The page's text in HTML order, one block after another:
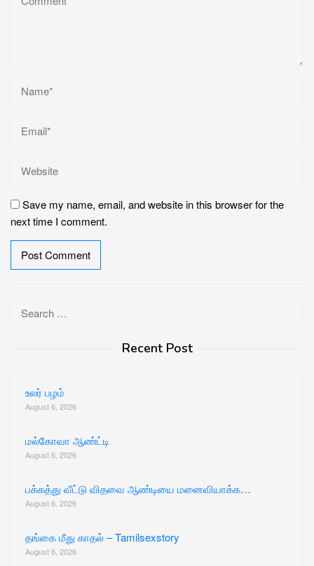
Save my name, email, and website in this browser for the
next time I comment.
for:
Recent Post
உலர் பழம்
August 6, 2026
மல்கோவா ஆண்ட்டி
August 6, 2026
பக்கத்து வீட்டு விதவை ஆண்டியை மனைவியாக்க…
August 6, 2026
தங்கை மீது காதல் – Tamilsexstory
August 6, 2026